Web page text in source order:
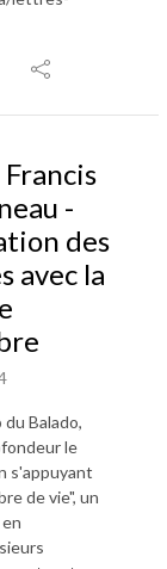
Francis
-
des
avec la
Balado,
le
s'appuyant
de vie", un